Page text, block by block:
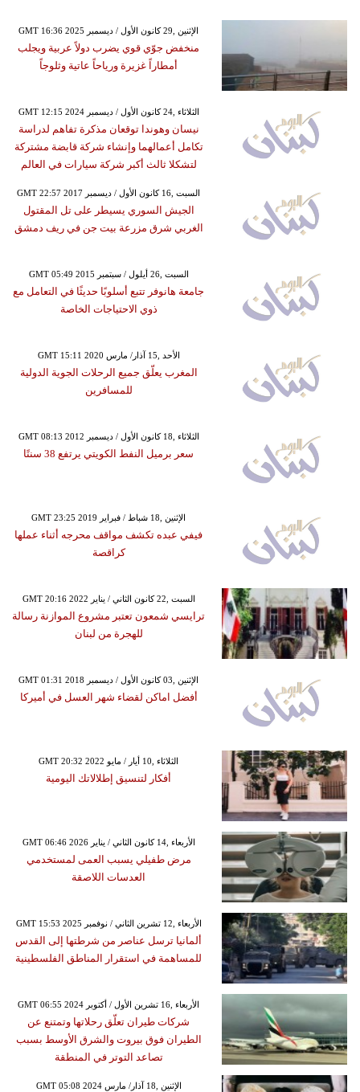
GMT 16:36 2025 الإثنين ,29 كانون الأول / ديسمبر
منخفض جوّي قوي يضرب دولاً عربية ويجلب
أمطاراً غزيرة ورياحاً عاتية وثلوجاً
GMT 12:15 2024 الثلاثاء ,24 كانون الأول / ديسمبر
نيسان وهوندا توقعان مذكرة تفاهم لدراسة
تكامل أعمالهما وإنشاء شركة قابضة مشتركة
لتشكلا ثالث أكبر شركة سيارات في العالم
GMT 22:57 2017 السبت ,16 كانون الأول / ديسمبر
الجيش السوري يسيطر على تل المقتول
الغربي شرق مزرعة بيت جن في ريف دمشق
GMT 05:49 2015 السبت ,26 أيلول / سبتمبر
جامعة هانوفر تتبع أسلوبًا حديثًا في التعامل مع
ذوي الاحتياجات الخاصة
GMT 15:11 2020 الأحد ,15 آذار/ مارس
المغرب يعلّق جميع الرحلات الجوية الدولية
للمسافرين
GMT 08:13 2012 الثلاثاء ,18 كانون الأول / ديسمبر
سعر برميل النفط الكويتي يرتفع 38 سنتًا
GMT 23:25 2019 الإثنين ,18 شباط / فبراير
فيفي عبده تكشف مواقف محرجه أثناء عملها
كراقصة
GMT 20:16 2022 السبت ,22 كانون الثاني / يناير
ترايسي شمعون تعتبر مشروع الموازنة رسالة
للهجرة من لبنان
GMT 01:31 2018 الإثنين ,03 كانون الأول / ديسمبر
أفضل اماكن لقضاء شهر العسل في أميركا
GMT 20:32 2022 الثلاثاء ,10 أيار / مايو
أفكار لتنسيق إطلالاتك اليومية
GMT 06:46 2026 الأربعاء ,14 كانون الثاني / يناير
مرض طفيلي يسبب العمى لمستخدمي
العدسات اللاصقة
GMT 15:53 2025 الأربعاء ,12 تشرين الثاني / نوفمبر
ألمانيا ترسل عناصر من شرطتها إلى القدس
للمساهمة في استقرار المناطق الفلسطينية
GMT 06:55 2024 الأربعاء ,16 تشرين الأول / أكتوبر
شركات طيران تعلّق رحلاتها وتمتنع عن
الطيران فوق بيروت والشرق الأوسط بسبب
تصاعد التوتر في المنطقة
GMT 05:08 2024 الإثنين ,18 آذار/ مارس